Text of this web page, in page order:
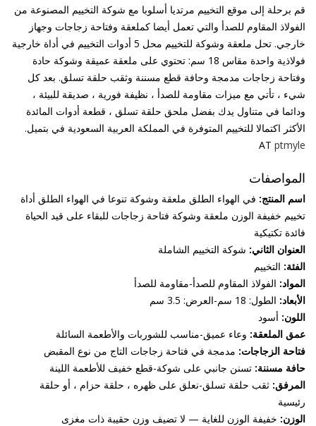
قم برحلة إلى موقع التخييم مرتديا أسلوبا مع شوكة التخييم المصنوعة من
الفولاذ المقاوم للصدأ والتي تعمل أيضا كملعقة وفتاحة زجاجات وجهاز
خارجي. تحل ملعقة وشوكة للتخييم محل 5 أدوات التخييم في أداة خارجية
فولاذية واحدة مقاس 18 سم: تحتوي على ملعقة عميقة وشوكة حادة
وفتاحة زجاجات مدمجة وحافة قطع مسننة وثقب حلقة تسلق. بعد كل
شيء ، تأتي مع ميزات مقاومة للصدأ ، نظيفة فورية ، صديقة للبيئة ،
ودائما في متناول يدك بفضل ملحق حلقة تسلق ، قطعة أدوات المائدة
الأكثر اكتمالا للتخييم المتوفرة في المملكة العربية السعودية في بتميل.
AT ptmyle
المواصفات
اسم المنتج: في الهواء الطلق ملعقة وشوكة تنوعا في الهواء الطلق أداة
تخييم خفيفة الوزن ملعقة وشوكة فتاحة زجاجات للبقاء على قيد الحياة
فائدة تكتيكية
العنوان الثاني: شوكة التخييم الشاملة
الفئة: التخييم
المواد: الفولاذ المقاوم للصدأ-مقاومة للصدأ
الأبعاد: الطول: 18 سم-العرض: 3.5 سم
اللون: أسود
عمق الملعقة: وعاء عميق-مناسب للشوربات والأطعمة السائلة
فتاحة الزجاجات: مدمجة في فتاحة زجاجات التاج من نوع المقبض
حافة مسننة: تسنن جانبي على شوكة-قطع خفيف للأطعمة اللينة
المرفق: ثقب حلقة تسلق-نعلق على ظهره ، حلقة حزام ، أو حلقة
رئيسية
الوزن: خفيفة الوزن للغاية — لا تضيف وزن حقيبة ذات مغزى